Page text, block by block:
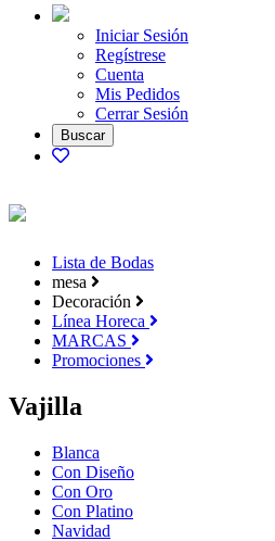
Iniciar Sesión
Regístrese
Cuenta
Mis Pedidos
Cerrar Sesión
Lista de Bodas
mesa
Decoración
Línea Horeca
MARCAS
Promociones
Vajilla
Blanca
Con Diseño
Con Oro
Con Platino
Navidad